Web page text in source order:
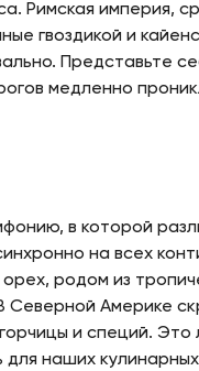
Римская империя,
гвоздикой и
Представьте
медленно
в которой
на всех
родом из
Северной Америке
и специй. Это
наших